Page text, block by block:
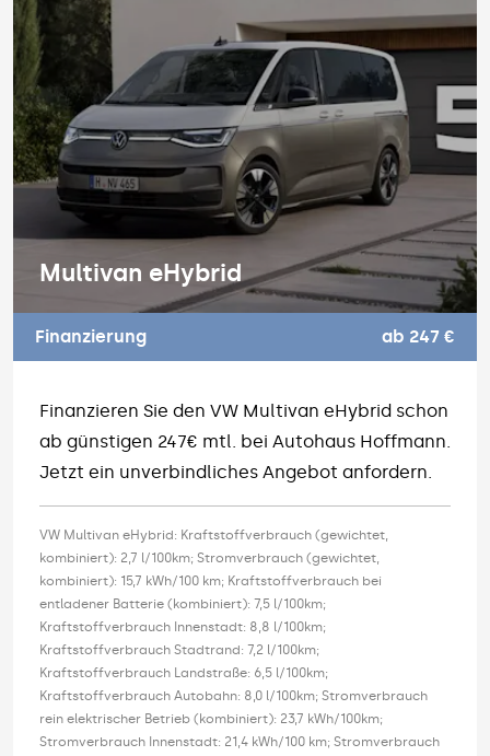
Multivan eHybrid
Finanzierung ab 247 €
Finanzieren Sie den VW Multivan eHybrid schon
ab günstigen 247€ mtl. bei Autohaus Hoffmann.
Jetzt ein unverbindliches Angebot anfordern.
VW Multivan eHybrid: Kraftstoffverbrauch (gewichtet,
kombiniert): 2,7 l/100km; Stromverbrauch (gewichtet,
kombiniert): 15,7 kWh/100 km; Kraftstoffverbrauch bei
entladener Batterie (kombiniert): 7,5 l/100km;
Kraftstoffverbrauch Innenstadt: 8,8 l/100km;
Kraftstoffverbrauch Stadtrand: 7,2 l/100km;
Kraftstoffverbrauch Landstraße: 6,5 l/100km;
Kraftstoffverbrauch Autobahn: 8,0 l/100km; Stromverbrauch
rein elektrischer Betrieb (kombiniert): 23,7 kWh/100km;
Stromverbrauch Innenstadt: 21,4 kWh/100 km; Stromverbrauch